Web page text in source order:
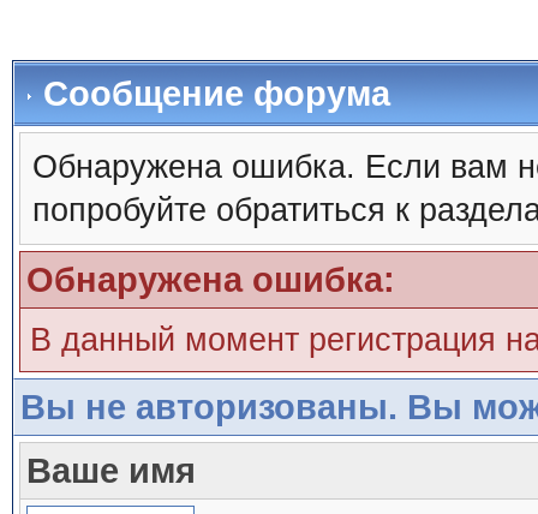
Сообщение форума
Обнаружена ошибка. Если вам
попробуйте обратиться к
Обнаружена ошибка:
В данный момент регистрация
Вы не авторизованы. Вы
Ваше имя